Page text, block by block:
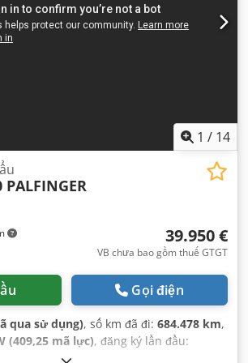
315/80R22,5 /150K , Thiết bị:
vi sai, khớp nối rơ-moóc, kiểm soát
khí nén, điều hòa không khí
1 / 14
PALFINGER
39.950 €
VB chưa bao gồm thuế GTGT
Gọi điện
qua sử dụng), số km đã đi: 684.478 km,
(409,25 mã lực), đăng ký lần đầu:
diesel